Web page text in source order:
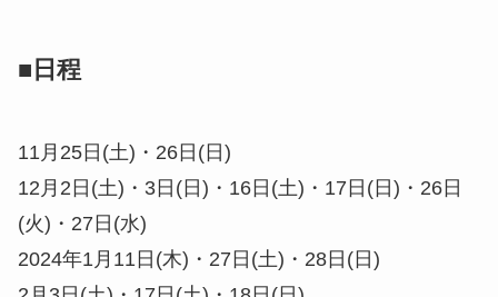
■日程
11月25日(土)・26日(日)
12月2日(土)・3日(日)・16日(土)・17日(日)・26日
(火)・27日(水)
2024年1月11日(木)・27日(土)・28日(日)